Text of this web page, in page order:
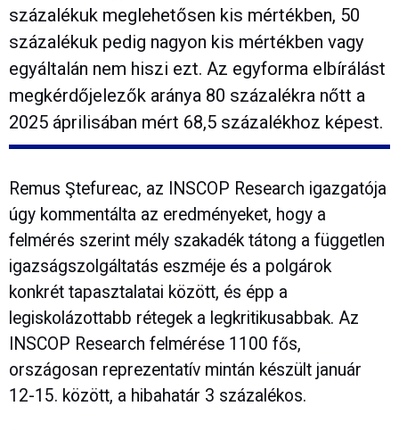
százalékuk meglehetősen kis mértékben, 50
százalékuk pedig nagyon kis mértékben vagy
egyáltalán nem hiszi ezt. Az egyforma elbírálást
megkérdőjelezők aránya 80 százalékra nőtt a
2025 áprilisában mért 68,5 százalékhoz képest.
Remus Ştefureac, az INSCOP Research igazgatója
úgy kommentálta az eredményeket, hogy a
felmérés szerint mély szakadék tátong a független
igazságszolgáltatás eszméje és a polgárok
konkrét tapasztalatai között, és épp a
legiskolázottabb rétegek a legkritikusabbak. Az
INSCOP Research felmérése 1100 fős,
országosan reprezentatív mintán készült január
12-15. között, a hibahatár 3 százalékos.